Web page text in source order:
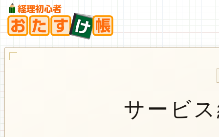
サービ